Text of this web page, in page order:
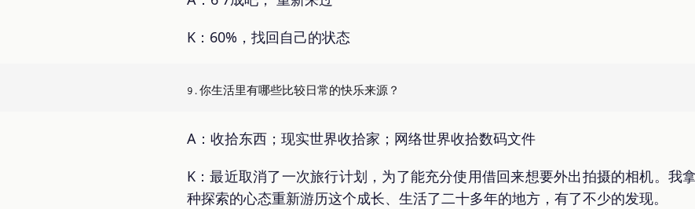
K：60%，找回自己的状态
A：收拾东西；现实世界收拾家；网络世界收拾数码文件
K：最近取消了一次旅行计划，为了能充分使用借回来想要外出拍摄的相机。我
种探索的心态重新游历这个成长、生活了二十多年的地方，有了不少的发现。